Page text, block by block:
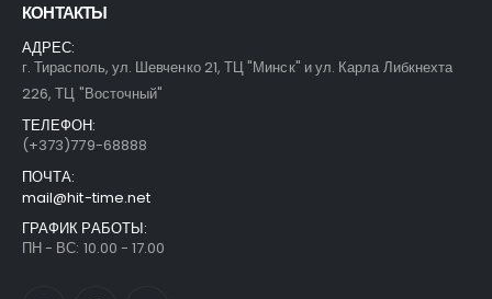
КОНТАКТЫ
АДРЕС:
г. Тирасполь, ул. Шевченко 21, ТЦ "Минск" и ул. Карла Либкнехта
226, ТЦ "Восточный"
ТЕЛЕФОН:
(+373)779-68888
ПОЧТА:
mail@hit-time.net
ГРАФИК РАБОТЫ:
ПН - ВС: 10.00 - 17.00